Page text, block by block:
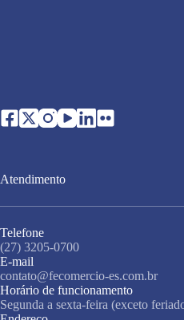
Atendimento
Telefone
(27) 3205-0700
E-mail
contato@fecomercio-es.com.br
Horário de funcionamento
Segunda a sexta-feira (exceto